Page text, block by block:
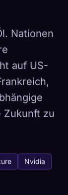
Nationen
auf US-
Zukunft zu
Nvidia